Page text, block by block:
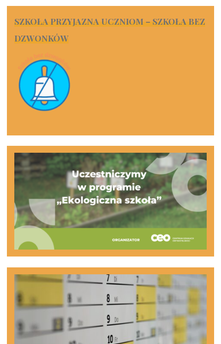
SZKOŁA PRZYJAZNA UCZNIOM – SZKOŁA BEZ
DZWONKÓW